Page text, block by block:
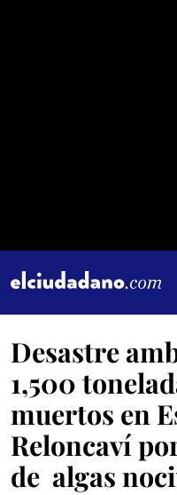
Desastre
1,500
muertos en
Reloncaví
de algas